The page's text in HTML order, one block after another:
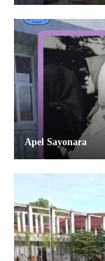
Apel Sayonara